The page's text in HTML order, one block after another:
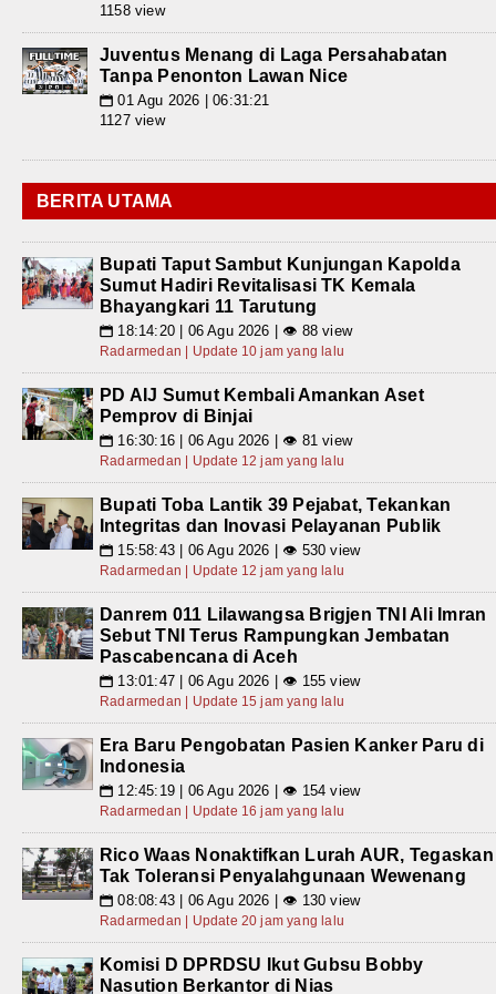
1158 view
Juventus Menang di Laga Persahabatan
Tanpa Penonton Lawan Nice
📅 01 Agu 2026 | 06:31:21
1127 view
BERITA UTAMA
Bupati Taput Sambut Kunjungan Kapolda
Sumut Hadiri Revitalisasi TK Kemala
Bhayangkari 11 Tarutung
📅 18:14:20 | 06 Agu 2026 | 👁 88 view
Radarmedan | Update 10 jam yang lalu
PD AIJ Sumut Kembali Amankan Aset
Pemprov di Binjai
📅 16:30:16 | 06 Agu 2026 | 👁 81 view
Radarmedan | Update 12 jam yang lalu
Bupati Toba Lantik 39 Pejabat, Tekankan
Integritas dan Inovasi Pelayanan Publik
📅 15:58:43 | 06 Agu 2026 | 👁 530 view
Radarmedan | Update 12 jam yang lalu
Danrem 011 Lilawangsa Brigjen TNI Ali Imran
Sebut TNI Terus Rampungkan Jembatan
Pascabencana di Aceh
📅 13:01:47 | 06 Agu 2026 | 👁 155 view
Radarmedan | Update 15 jam yang lalu
Era Baru Pengobatan Pasien Kanker Paru di
Indonesia
📅 12:45:19 | 06 Agu 2026 | 👁 154 view
Radarmedan | Update 16 jam yang lalu
Rico Waas Nonaktifkan Lurah AUR, Tegaskan
Tak Toleransi Penyalahgunaan Wewenang
📅 08:08:43 | 06 Agu 2026 | 👁 130 view
Radarmedan | Update 20 jam yang lalu
Komisi D DPRDSU Ikut Gubsu Bobby
Nasution Berkantor di Nias